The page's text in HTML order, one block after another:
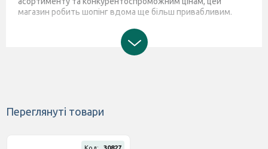
магазин робить шопінг вдома ще більш привабливим.
Переглянуті товари